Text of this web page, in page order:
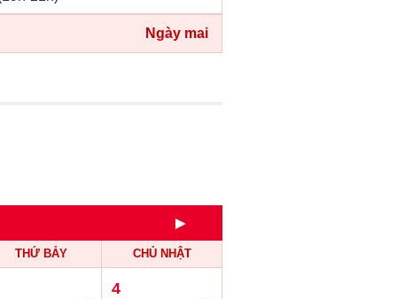
Ngày mai
►
THỨ BẢY CHỦ NHẬT
4